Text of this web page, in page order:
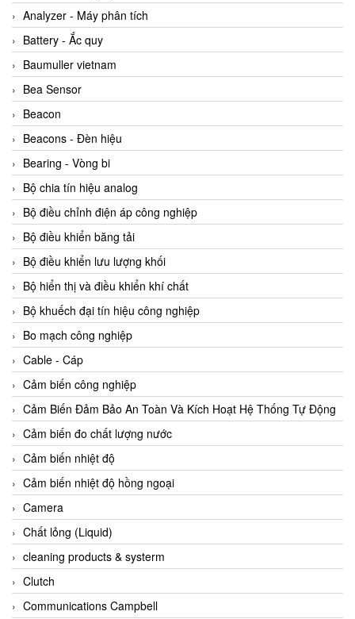
Accepta Vietnam
ACCUMAC Vietnam
AccuWeb Vietnam
Acey
ACOEM Vietnam
ADCA Vietnam
ADFweb Vietnam
Adler Vietnam
Ados Vietnam
Advanced Energy Vietnam
Advantech Vietnam
Agate Vietnam
AGR International Vietnam
Aichi Tokei Denki Vietnam
Aii Vietnam
AIKOH
AINUO Vietnam
AIR MAJOR
Aira Euro Automation
Airtac Vietnam
Airtec Vietnam
AI-Tek Vietnam
Akerstroms Viet Nam
AKO Armaturen & Separationstechnik
AKO Armaturen & Separationstechnik Vietnam
Analyzer - Máy phân tích
Battery - Ắc quy
Baumuller vietnam
Bea Sensor
Beacon
Beacons - Đèn hiệu
Bearing - Vòng bi
Bộ chia tín hiệu analog
Bộ điều chỉnh điện áp công nghiệp
Bộ điều khiển băng tải
Bộ điều khiển lưu lượng khối
Bộ hiển thị và điều khiển khí chất
Bộ khuếch đại tín hiệu công nghiệp
Bo mạch công nghiệp
Cable - Cáp
Cảm biến công nghiệp
Cảm Biến Đảm Bảo An Toàn Và Kích Hoạt Hệ Thống Tự Động
Cảm biến đo chất lượng nước
Cảm biến nhiệt độ
Cảm biến nhiệt độ hồng ngoại
Camera
Chất lỏng (Liquid)
cleaning products & systerm
Clutch
Communications Campbell